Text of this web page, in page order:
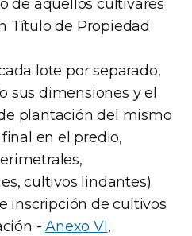
de aquellos cultivares
Título de Propiedad
lote por separado,
sus dimensiones y el
plantación del mismo
en el predio,
cultivos lindantes).
inscripción de cultivos
-Anexo VI,